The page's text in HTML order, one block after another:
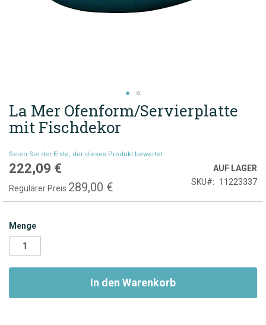
Zum
Anfang
der
springen
La Mer Ofenform/Servierplatte
mit Fischdekor
Seien Sie der Erste, der dieses Produkt bewertet
Sonderpreis
222,09 €
Regulärer Preis 289,00 €
AUF LAGER
SKU
11223337
Menge
In den Warenkorb